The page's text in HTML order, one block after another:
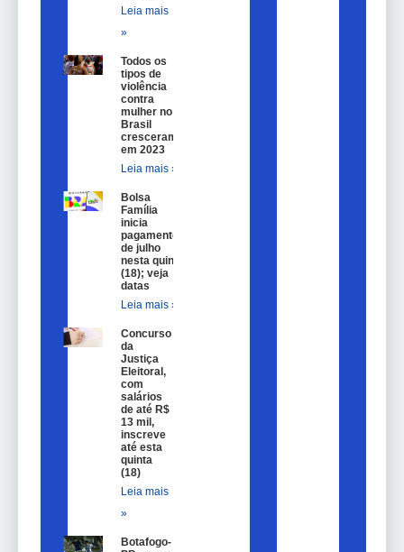
Leia mais
»
Todos os
tipos de
violência
contra
mulher no
Brasil
cresceram
em 2023
Leia mais »
Bolsa
Família
inicia
pagamentos
de julho
nesta quinta
(18); veja
datas
Leia mais »
Concurso
da
Justiça
Eleitoral,
com
salários
de até R$
13 mil,
inscreve
até esta
quinta
(18)
Leia mais
»
Botafogo-